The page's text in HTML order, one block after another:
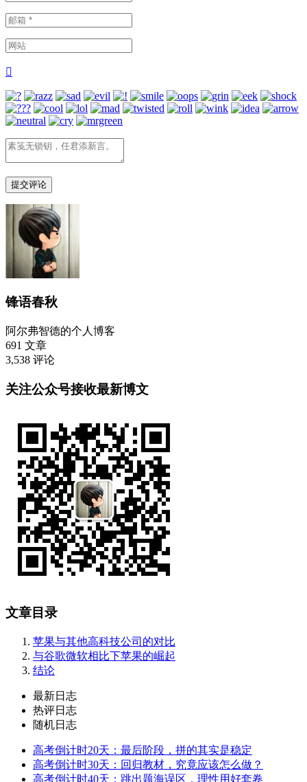

锋语春秋
阿尔弗智德的个人博客
691 文章
3,538 评论
关注公众号接收最新博文
文章目录
苹果与其他高科技公司的对比
与谷歌微软相比下苹果的崛起
结论
最新日志
热评日志
随机日志
高考倒计时20天：最后阶段，拼的其实是稳定
高考倒计时30天：回归教材，究竟应该怎么做？
高考倒计时40天：跳出题海误区，理性用好套卷